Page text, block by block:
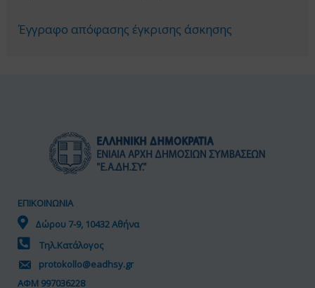
Έγγραφο απόφασης έγκρισης άσκησης
ΕΠΙΚΟΙΝΩΝΙΑ
Δώρου 7-9, 10432 Αθήνα
Τηλ.Κατάλογος
protokollo@eadhsy.gr
ΑΦΜ 997036228